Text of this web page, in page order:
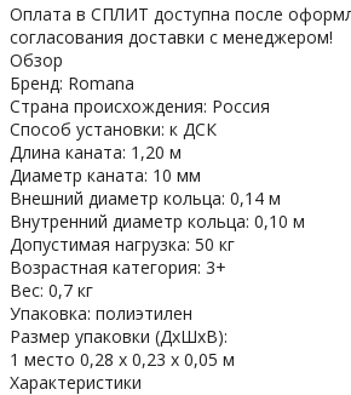
Оплата в СПЛИТ доступна после
согласования доставки с менеджером!
Обзор
Бренд: Romana
Страна происхождения: Россия
Способ установки: к ДСК
Длина каната: 1,20 м
Диаметр каната: 10 мм
Внешний диаметр кольца: 0,14 м
Внутренний диаметр кольца: 0,10 м
Допустимая нагрузка: 50 кг
Возрастная категория: 3+
Вес: 0,7 кг
Упаковка: полиэтилен
Размер упаковки (ДхШхВ):
1 место 0,28 х 0,23 х 0,05 м
Характеристики